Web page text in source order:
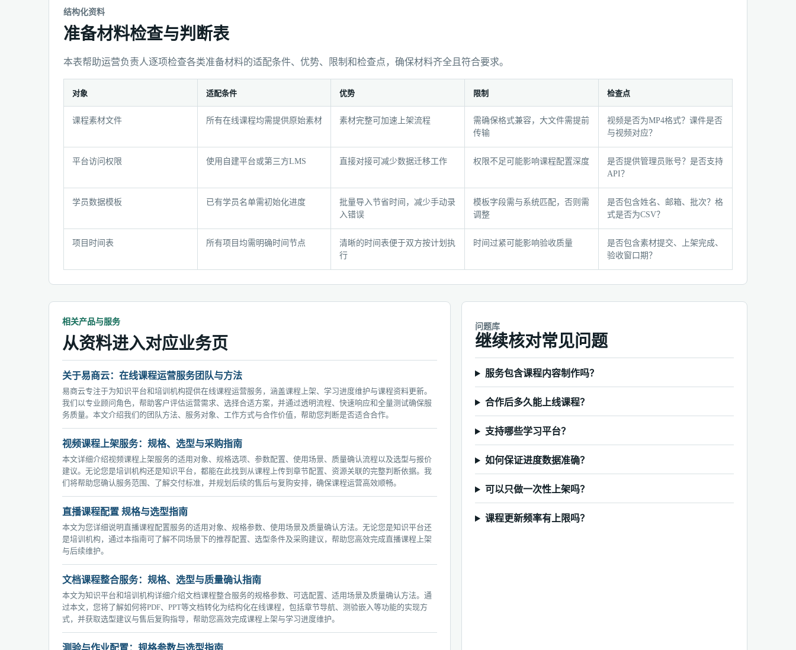
结构化资料
准备材料检查与判断表
本表帮助运营负责人逐项检查各类准备材料的适配条件、优势、限制和检查点，确保材料齐全且符合要求。
准
料
查
与
断
表
对象 适配条件 优势 限制 检查点
课程素材文件 所有在线课程均需提供原始素材 素材完整可加速上架流程
需确保格式兼容，大文件需提前
传输
视频是否为MP4格式？课件是否
与视频对应？
平台访问权限 使用自建平台或第三方LMS 直接对接可减少数据迁移工作 权限不足可能影响课程配置深度
是否提供管理员账号？是否支持
API？
学员数据模板 已有学员名单需初始化进度
批量导入节省时间，减少手动录
入错误
模板字段需与系统匹配，否则需
调整
是否包含姓名、邮箱、批次？格
式是否为CSV？
项目时间表 所有项目均需明确时间节点
清晰的时间表便于双方按计划执
行
时间过紧可能影响验收质量
是否包含素材提交、上架完成、
验收窗口期？
相关产品与服务
从资料进入对应业务页
关于易商云：在线课程运营服务团队与方法
易商云专注于为知识平台和培训机构提供在线课程运营服务，涵盖课程上架、学习进度维护与课程资料更新。
我们以专业顾问角色，帮助客户评估运营需求、选择合适方案，并通过透明流程、快速响应和全量测试确保服
务质量。本文介绍我们的团队方法、服务对象、工作方式与合作价值，帮助您判断是否适合合作。
视频课程上架服务：规格、选型与采购指南
本文详细介绍视频课程上架服务的适用对象、规格选项、参数配置、使用场景、质量确认流程以及选型与报价
建议。无论您是培训机构还是知识平台，都能在此找到从课程上传到章节配置、资源关联的完整判断依据。我
们将帮助您确认服务范围、了解交付标准，并规划后续的售后与复购安排，确保课程运营高效顺畅。
直播课程配置 规格与选型指南
本文为您详细说明直播课程配置服务的适用对象、规格参数、使用场景及质量确认方法。无论您是知识平台还
是培训机构，通过本指南可了解不同场景下的推荐配置、选型条件及采购建议，帮助您高效完成直播课程上架
与后续维护。
文档课程整合服务：规格、选型与质量确认指南
本文为知识平台和培训机构详细介绍文档课程整合服务的规格参数、可选配置、适用场景及质量确认方法。通
过本文，您将了解如何将PDF、PPT等文档转化为结构化在线课程，包括章节导航、测验嵌入等功能的实现方
式，并获取选型建议与售后复购指导，帮助您高效完成课程上架与学习进度维护。
问题库
继续核对常见问题
服务包含课程内容制作吗？
合作后多久能上线课程？
支持哪些学习平台？
如何保证进度数据准确？
可以只做一次性上架吗？
课程更新频率有上限吗？